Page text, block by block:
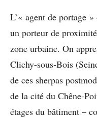
L’« agent de portage
un porteur de
zone urbaine. On
Clichy-sous-Bois
de ces sherpas
de la cité du Chêne-
étages du bâtiment –